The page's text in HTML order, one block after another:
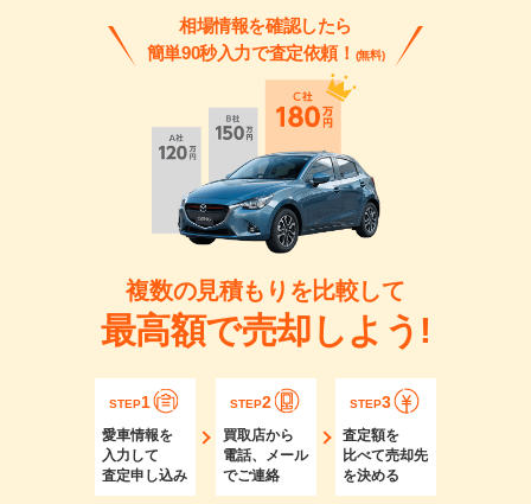
相場情報を確認したら
簡単90秒入力で査定依頼！ (無料)
複数の見積もりを比較して
最高額で売却しよう!
STEP1
愛車情報を
入力して
査定申し込み
STEP2
買取店から
電話、メール
でご連絡
STEP3
査定額を
比べて売却先
を決める